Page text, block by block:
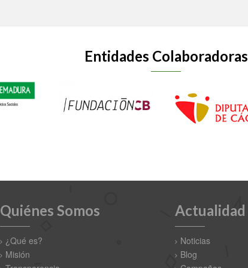
Entidades Colaboradoras
Quiénes Somos
¿Qué es?
Misión
Actualidad
Noticias
Blog